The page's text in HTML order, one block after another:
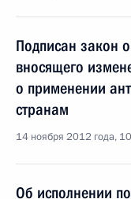
Подписан закон
вносящего
о применении
странам
14 ноября 2012 года,
Об исполнении